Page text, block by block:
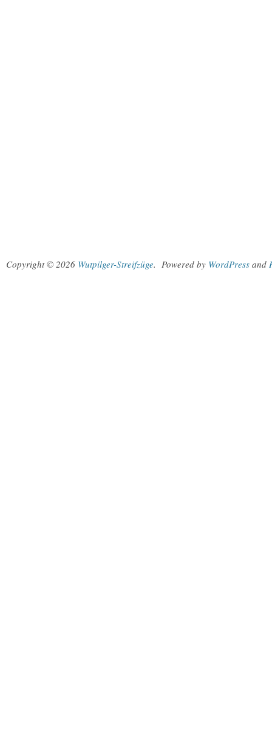
Copyright © 2026 Wutpilger-Streifzüge. Powered by WordPress and